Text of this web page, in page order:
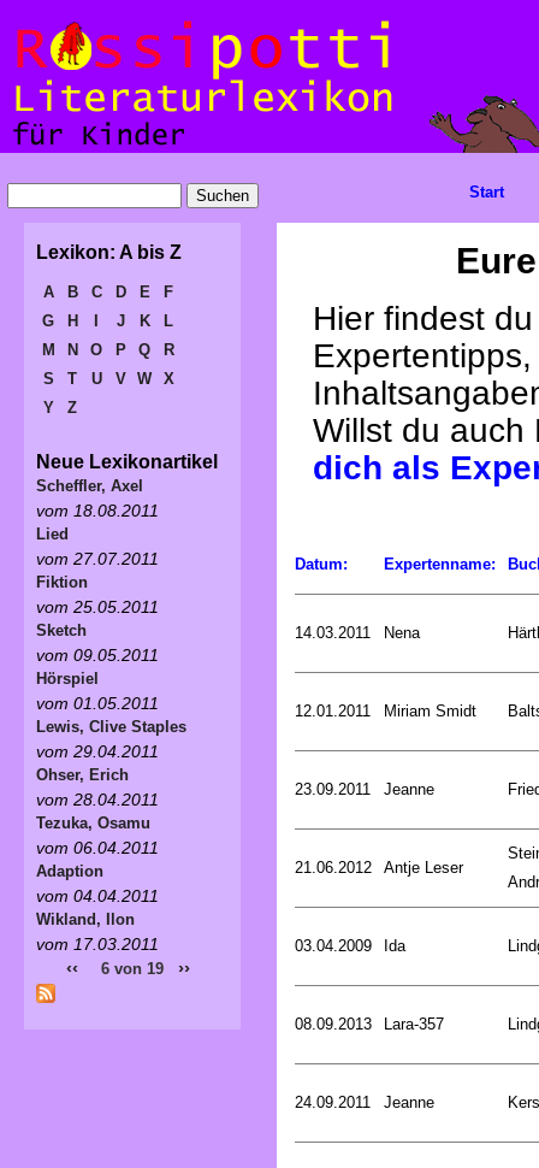
Hier findest
Willst du
dich als
Datum: Expertenname:
14.03.2011 Nena
12.01.2011 Miriam Smidt
23.09.2011 Jeanne
21.06.2012 Antje Leser
03.04.2009 Ida
08.09.2013 Lara-357
24.09.2011 Jeanne
Start
Lexikon: A bis Z
A B C D E
F
G
H J K
L
M
N O P Q
R
S
T U V W
X
Y
Z
Neue Lexikonartikel
Scheffler, Axel
vom 18.08.2011
Lied
vom 27.07.2011
Fiktion
vom 25.05.2011
Sketch
vom 09.05.2011
Hörspiel
vom 01.05.2011
Lewis, Clive Staples
vom 29.04.2011
Ohser, Erich
vom 28.04.2011
Tezuka, Osamu
vom 06.04.2011
Adaption
vom 04.04.2011
Wikland, Ilon
vom 17.03.2011
‹‹ 6 von 19 ››